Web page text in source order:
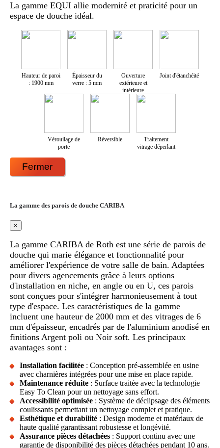
La gamme EQUI allie modernité et praticité pour un
espace de douche idéal.
Hauteur de paroi
: 1900 mm
Épaisseur du
verre : 5 mm
Ouverture
extérieure et
intérieure
Joint d'étanchéité
Vérouilage de
porte
Réversible
Traitement
vitrage déperlant
Fermer
La gamme des parois de douche CARIBA
×
La gamme CARIBA de Roth est une série de parois de
douche qui marie élégance et fonctionnalité pour
améliorer l'expérience de votre salle de bain. Adaptées
pour divers agencements grâce à leurs options
d'installation en niche, en angle ou en U, ces parois
sont conçues pour s'intégrer harmonieusement à tout
type d'espace. Les caractéristiques de la gamme
incluent une hauteur de 2000 mm et des vitrages de 6
mm d'épaisseur, encadrés par de l'aluminium anodisé en
finitions Argent poli ou Noir soft. Les principaux
avantages sont :
Installation facilitée : Conception pré-assemblée en usine
avec charnières intégrées pour une mise en place rapide.
Maintenance réduite : Surface traitée avec la technologie
Easy To Clean pour un nettoyage sans effort.
Accessibilité optimisée : Système de déclipsage des éléments
coulissants permettant un nettoyage complet et pratique.
Esthétique et durabilité : Design moderne et matériaux de
haute qualité garantissant robustesse et longévité.
Assurance pièces détachées : Support continu avec une
garantie de disponibilité des pièces détachées pendant 10 ans.